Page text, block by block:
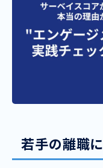
若手の離職